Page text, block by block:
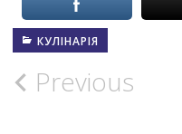
КУЛІНАРІЯ
Post
Previous